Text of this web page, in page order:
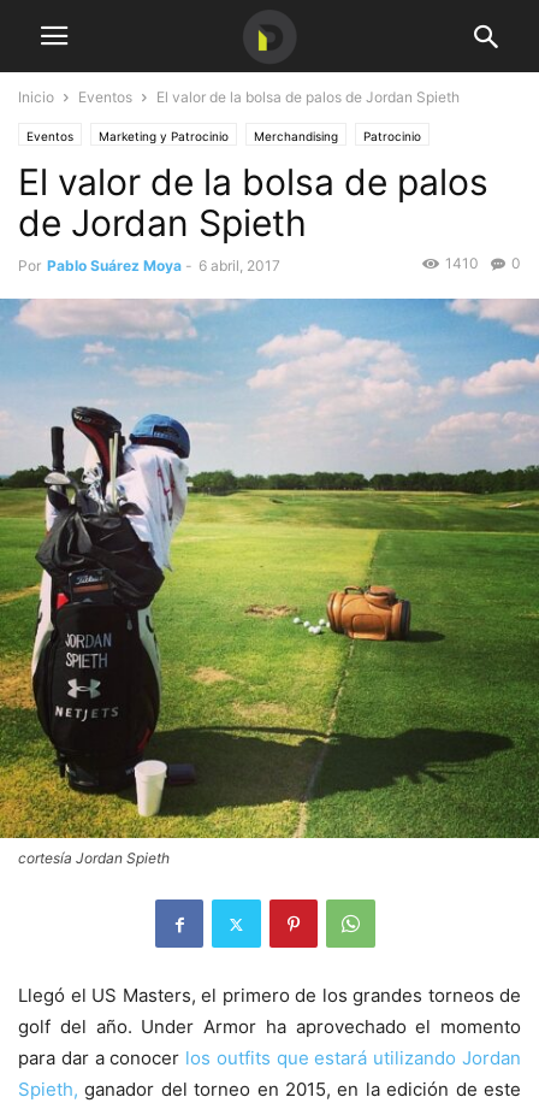
Inicio Eventos El valor de la bolsa de palos de Jordan Spieth
Eventos Marketing y Patrocinio Merchandising Patrocinio
El valor de la bolsa de palos
de Jordan Spieth
Por Pablo Suárez Moya - 6 abril, 2017 0
1410
cortesía Jordan Spieth
Llegó el US Masters, el primero de los grandes torneos de
golf del año. Under Armor ha aprovechado el momento
para dar a conocer los outfits que estará utilizando Jordan
Spieth,ganador del torneo en 2015, en la edición de este